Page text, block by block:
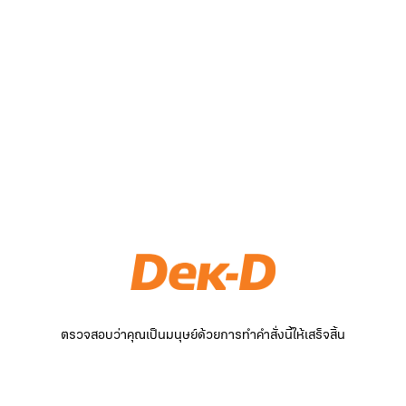
ตรวจสอบว่าคุณเป็นมนุษย์ด้วยการทำคำสั่งนี้ให้เสร็จสิ้น